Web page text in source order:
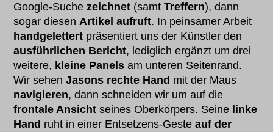
Google-Suchezeichnet (samtTreffern), dann
sogar diesenArtikel aufruft. In peinsamer Arbeit
handgelettert präsentiert uns der Künstler den
ausführlichen Bericht, lediglich ergänzt um drei
weitere, kleine Panels am unteren Seitenrand.
Wir sehenJasons rechte Hand mit der Maus
navigieren, dann schneiden wir um auf die
frontale Ansicht seines Oberkörpers. Seine linke
Hand ruht in einer Entsetzens-Gesteauf der